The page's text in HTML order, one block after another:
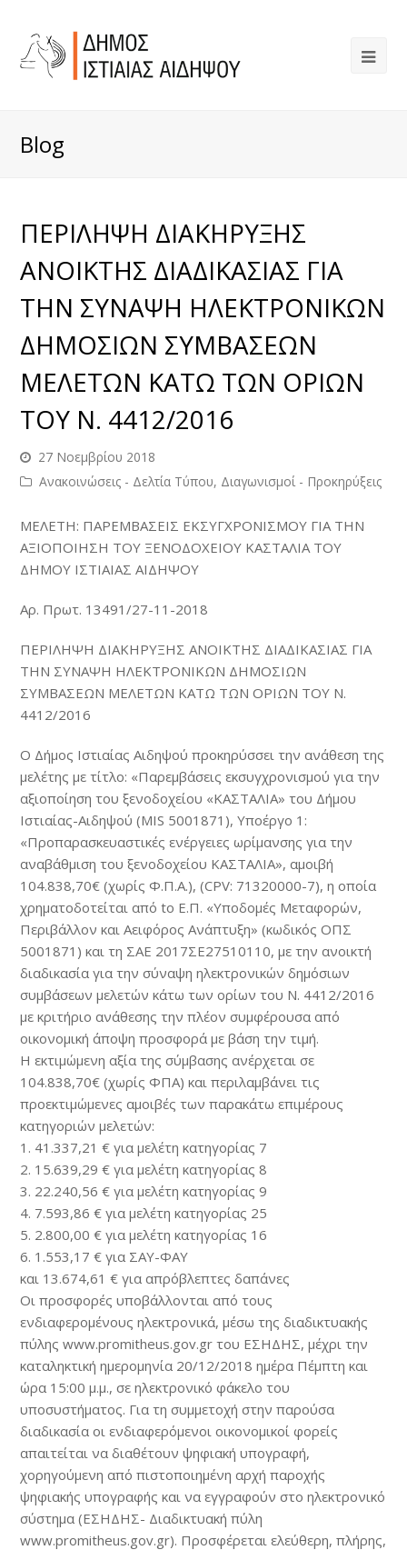
Blog
ΠΕΡΙΛΗΨΗ ΔΙΑΚΗΡΥΞΗΣ
ΑΝΟΙΚΤΗΣ ΔΙΑΔΙΚΑΣΙΑΣ ΓΙΑ
ΤΗΝ ΣΥΝΑΨΗ ΗΛΕΚΤΡΟΝΙΚΩΝ
ΔΗΜΟΣΙΩΝ ΣΥΜΒΑΣΕΩΝ
ΜΕΛΕΤΩΝ ΚΑΤΩ ΤΩΝ ΟΡΙΩΝ
ΤΟΥ Ν. 4412/2016
27 Νοεμβρίου 2018
Ανακοινώσεις - Δελτία Τύπου, Διαγωνισμοί - Προκηρύξεις
ΜΕΛΕΤΗ: ΠΑΡΕΜΒΑΣΕΙΣ ΕΚΣΥΓΧΡΟΝΙΣΜΟΥ ΓΙΑ ΤΗΝ
ΑΞΙΟΠΟΙΗΣΗ ΤΟΥ ΞΕΝΟΔΟΧΕΙΟΥ ΚΑΣΤΑΛΙΑ ΤΟΥ
ΔΗΜΟΥ ΙΣΤΙΑΙΑΣ ΑΙΔΗΨΟΥ
Αρ. Πρωτ. 13491/27-11-2018
ΠΕΡΙΛΗΨΗ ΔΙΑΚΗΡΥΞΗΣ ΑΝΟΙΚΤΗΣ ΔΙΑΔΙΚΑΣΙΑΣ ΓΙΑ
ΤΗΝ ΣΥΝΑΨΗ ΗΛΕΚΤΡΟΝΙΚΩΝ ΔΗΜΟΣΙΩΝ
ΣΥΜΒΑΣΕΩΝ ΜΕΛΕΤΩΝ ΚΑΤΩ ΤΩΝ ΟΡΙΩΝ ΤΟΥ Ν.
4412/2016
Ο Δήμος Ιστιαίας Αιδηψού προκηρύσσει την ανάθεση της
μελέτης με τίτλο: «Παρεμβάσεις εκσυγχρονισμού για την
αξιοποίηση του ξενοδοχείου «ΚΑΣΤΑΛΙΑ» του Δήμου
Ιστιαίας-Αιδηψού (MIS 5001871), Υποέργο 1:
«Προπαρασκευαστικές ενέργειες ωρίμανσης για την
αναβάθμιση του ξενοδοχείου ΚΑΣΤΑΛΙΑ», αμοιβή
104.838,70€ (χωρίς Φ.Π.Α.), (CPV: 71320000-7), η οποία
χρηματοδοτείται από to Ε.Π. «Υποδομές Μεταφορών,
Περιβάλλον και Αειφόρος Ανάπτυξη» (κωδικός ΟΠΣ
5001871) και τη ΣΑΕ 2017ΣΕ27510110, με την ανοικτή
διαδικασία για την σύναψη ηλεκτρονικών δημόσιων
συμβάσεων μελετών κάτω των ορίων του Ν. 4412/2016
με κριτήριο ανάθεσης την πλέον συμφέρουσα από
οικονομική άποψη προσφορά με βάση την τιμή.
Η εκτιμώμενη αξία της σύμβασης ανέρχεται σε
104.838,70€ (χωρίς ΦΠΑ) και περιλαμβάνει τις
προεκτιμώμενες αμοιβές των παρακάτω επιμέρους
κατηγοριών μελετών:
1. 41.337,21 € για μελέτη κατηγορίας 7
2. 15.639,29 € για μελέτη κατηγορίας 8
3. 22.240,56 € για μελέτη κατηγορίας 9
4. 7.593,86 € για μελέτη κατηγορίας 25
5. 2.800,00 € για μελέτη κατηγορίας 16
6. 1.553,17 € για ΣΑΥ-ΦΑΥ
και 13.674,61 € για απρόβλεπτες δαπάνες
Οι προσφορές υποβάλλονται από τους
ενδιαφερομένους ηλεκτρονικά, μέσω της διαδικτυακής
πύλης www.promitheus.gov.gr του ΕΣΗΔΗΣ, μέχρι την
καταληκτική ημερομηνία 20/12/2018 ημέρα Πέμπτη και
ώρα 15:00 μ.μ., σε ηλεκτρονικό φάκελο του
υποσυστήματος. Για τη συμμετοχή στην παρούσα
διαδικασία οι ενδιαφερόμενοι οικονομικοί φορείς
απαιτείται να διαθέτουν ψηφιακή υπογραφή,
χορηγούμενη από πιστοποιημένη αρχή παροχής
ψηφιακής υπογραφής και να εγγραφούν στο ηλεκτρονικό
σύστημα (ΕΣΗΔΗΣ- Διαδικτυακή πύλη
www.promitheus.gov.gr). Προσφέρεται ελεύθερη, πλήρης,